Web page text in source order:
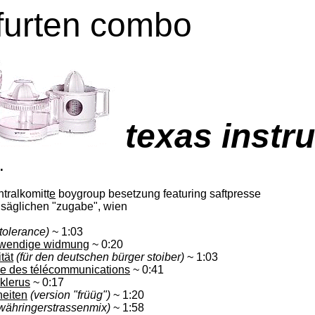
combo
texas
e boygroup besetzung featuring saftpresse
"zugabe", wien
~ 1:03
widmung ~ 0:20
(für den deutschen bürger stoiber) ~ 1:03
des télécommunications ~ 0:41
~ 0:17
(version "früüg") ~ 1:20
~ 1:58